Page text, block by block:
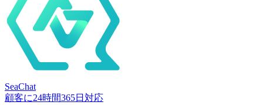
SeaChat
顧客に24時間365日対応